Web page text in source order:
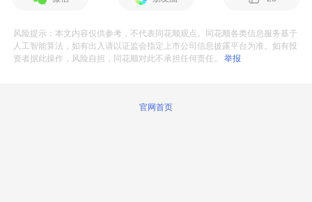
风险提示：本文内容仅供参考，不代表同花顺观点。同花顺各类信息服务基于
人工智能算法，如有出入请以证监会指定上市公司信息披露平台为准。如有投
资者据此操作，风险自担，同花顺对此不承担任何责任。举报
官网首页